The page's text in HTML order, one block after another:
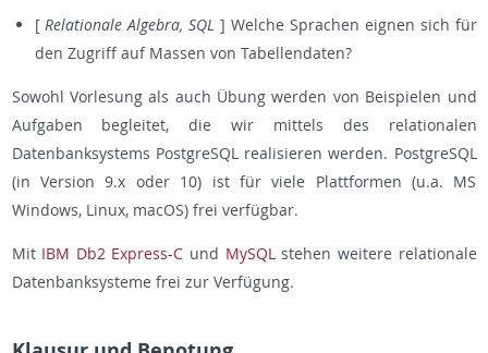
[Relationale Algebra, SQL ] Welche Sprachen eignen sich für
den Zugriff auf Massen von Tabellendaten?
Sowohl Vorlesung als auch Übung werden von Beispielen und
Aufgaben begleitet, die wir mittels des relationalen
Datenbanksystems PostgreSQL realisieren werden. PostgreSQL
(in Version 9.x oder 10) ist für viele Plattformen (u.a. MS
Windows, Linux, macOS) frei verfügbar.
Mit IBM Db2 Express-C und MySQLstehen weitere relationale
Datenbanksysteme frei zur Verfügung.